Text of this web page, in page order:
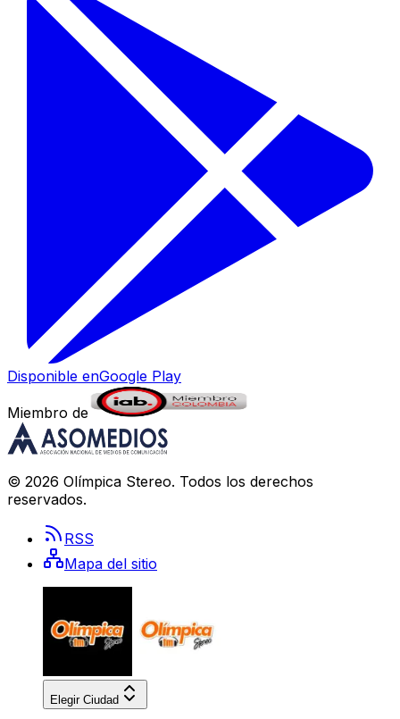
Disponible enGoogle Play
Miembro de
© 2026 Olímpica Stereo. Todos los derechos
reservados.
RSS
Mapa del sitio
Elegir Ciudad